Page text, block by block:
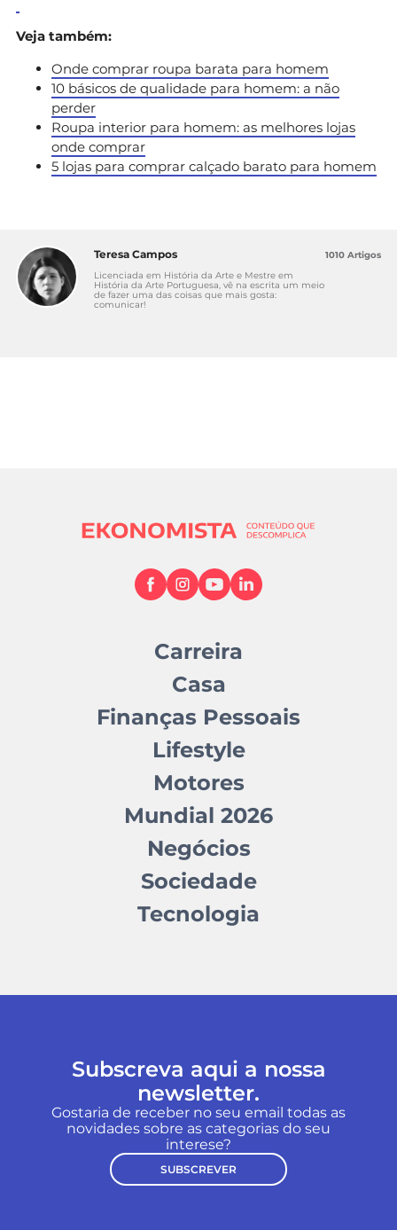
Veja também:
Onde comprar roupa barata para homem
10 básicos de qualidade para homem: a não
perder
Roupa interior para homem: as melhores lojas
onde comprar
5 lojas para comprar calçado barato para homem
Teresa Campos
Licenciada em História da Arte e Mestre em
História da Arte Portuguesa, vê na escrita um meio
de fazer uma das coisas que mais gosta:
comunicar!
1010 Artigos
Carreira
Casa
Finanças Pessoais
Lifestyle
Motores
Mundial 2026
Negócios
Sociedade
Tecnologia
Subscreva aqui a nossa
newsletter.
Gostaria de receber no seu email todas as
novidades sobre as categorias do seu
interese?
SUBSCREVER